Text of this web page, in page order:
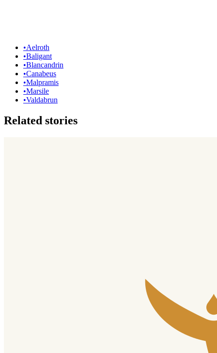
•Aelroth
•Baligant
•Blancandrin
•Canabeus
•Malpramis
•Marsile
•Valdabrun
Related stories